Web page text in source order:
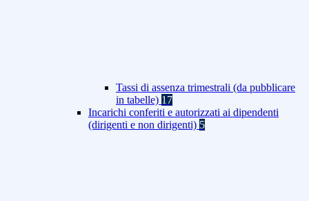
Tassi di assenza trimestrali (da pubblicare
in tabelle) 17
Incarichi conferiti e autorizzati ai dipendenti
(dirigenti e non dirigenti) 5